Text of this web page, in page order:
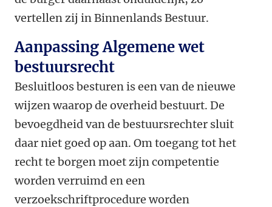
vertellen zij in Binnenlands Bestuur.
Aanpassing Algemene wet
bestuursrecht
Besluitloos besturen is een van de nieuwe
wijzen waarop de overheid bestuurt. De
bevoegdheid van de bestuursrechter sluit
daar niet goed op aan. Om toegang tot het
recht te borgen moet zijn competentie
worden verruimd en een
verzoekschriftprocedure worden